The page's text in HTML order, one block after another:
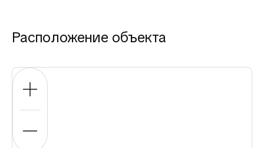
Расположение объекта